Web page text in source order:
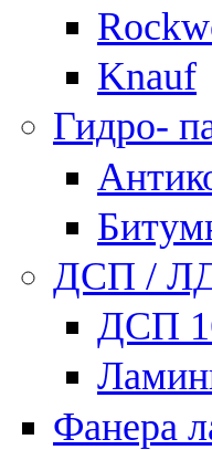
Knauf
Гидро-
ДСП /
ДСП
Фанера